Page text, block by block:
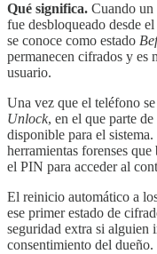
Qué significa. Cuando un
fue desbloqueado desde
se conoce como estado
permanecen cifrados y es
usuario.
Una vez que el teléfono
Unlock, en el que parte
disponible para el
herramientas forenses
el PIN para acceder al
El reinicio automático a
ese primer estado de
seguridad extra si alguien
consentimiento del dueño.